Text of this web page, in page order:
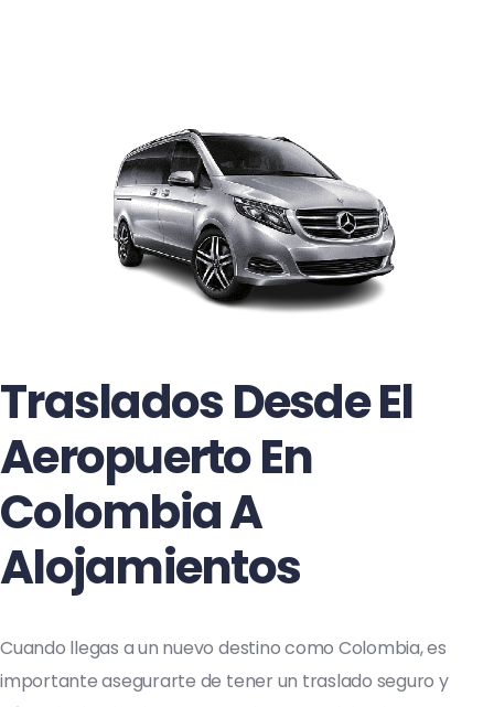
Traslados Desde El
Aeropuerto En
Colombia A
Alojamientos
Cuando llegas a un nuevo destino como Colombia, es
importante asegurarte de tener un traslado seguro y